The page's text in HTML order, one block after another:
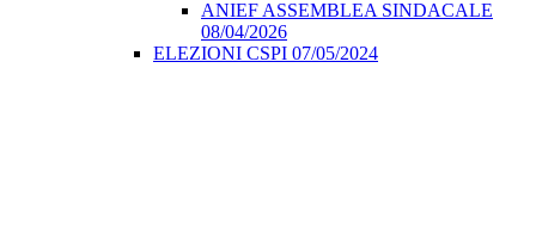
ANIEF ASSEMBLEA SINDACALE
08/04/2026
ELEZIONI CSPI 07/05/2024